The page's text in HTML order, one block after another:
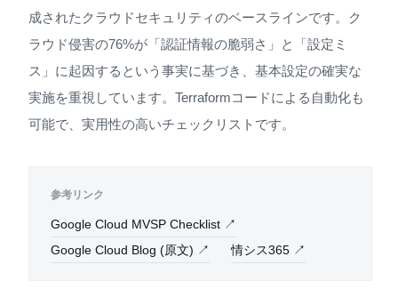
成されたクラウドセキュリティのベースラインです。ク
ラウド侵害の76%が「認証情報の脆弱さ」と「設定ミ
ス」に起因するという事実に基づき、基本設定の確実な
実施を重視しています。Terraformコードによる自動化も
可能で、実用性の高いチェックリストです。
参考リンク
Google Cloud MVSP Checklist ↗
Google Cloud Blog (原文) ↗
情シス365 ↗